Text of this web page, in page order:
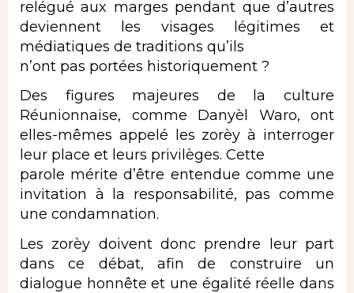
relégué aux marges pendant que d’autres
deviennent les visages légitimes et
médiatiques de traditions qu’ils
n’ont pas portées historiquement ?
Des figures majeures de la culture
Réunionnaise, comme Danyèl Waro, ont
elles-mêmes appelé les zorèy à interroger
leur place et leurs privilèges. Cette
parole mérite d’être entendue comme une
invitation à la responsabilité, pas comme
une condamnation.
Les zorèy doivent donc prendre leur part
dans ce débat, afin de construire un
dialogue honnête et une égalité réelle dans